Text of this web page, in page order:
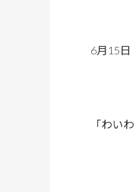
6月15日
「わい